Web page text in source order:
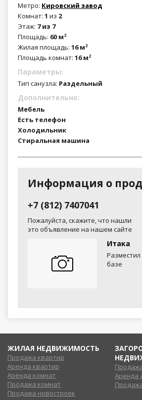
Метро: Кировский завод
Комнат: 1 из 2
Этаж: 7 из 7
Площадь: 60 м2
Жилая площадь: 16 м2
Площадь комнат: 16 м2
Параметры:
Тип санузла: Раздельный
Дополнительно:
Мебель
Есть телефон
Холодильник
Стиральная машина
Информация о
+7 (812) 7407041
Пожалуйста, скажите, что нашли
это объявление на нашем сайте
Итака
базе
ЖИЛАЯ НЕДВИЖИМОСТЬ
Продажа квартир
Аренда квартир
Аренда комнат
Продажа комнат
Продажа новостроек
Аренда